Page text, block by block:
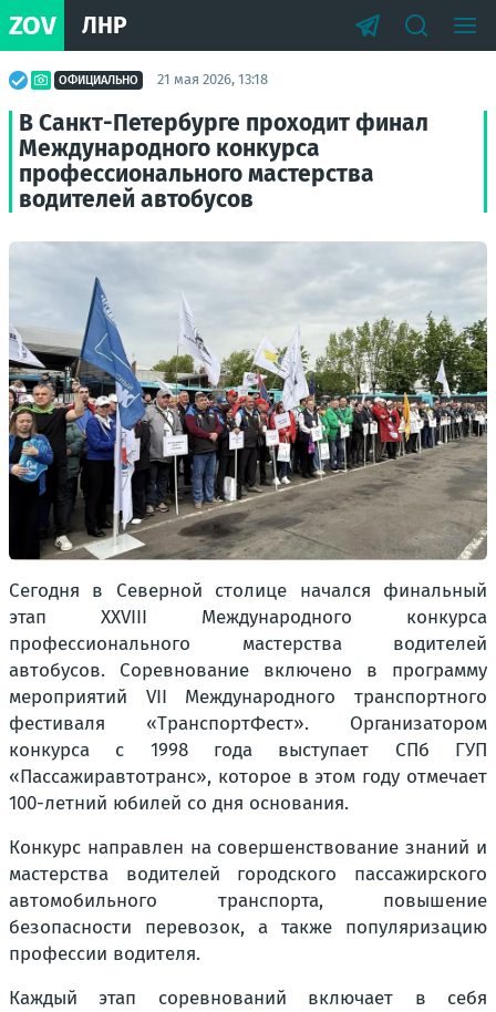
ZOV ЛНР
ОФИЦИАЛЬНО 21 мая 2026, 13:18
В Санкт-Петербурге проходит финал
Международного конкурса
профессионального мастерства
водителей автобусов
Сегодня в Северной столице начался финальный
этап XXVIII Международного конкурса
профессионального мастерства водителей
автобусов. Соревнование включено в программу
мероприятий VII Международного транспортного
фестиваля «ТранспортФест». Организатором
конкурса с 1998 года выступает СПб ГУП
«Пассажиравтотранс», которое в этом году отмечает
100-летний юбилей со дня основания.
Конкурс направлен на совершенствование знаний и
мастерства водителей городского пассажирского
автомобильного транспорта, повышение
безопасности перевозок, а также популяризацию
профессии водителя.
Каждый этап соревнований включает в себя